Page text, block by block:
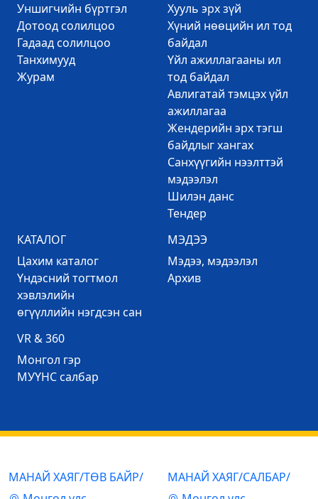
Уншигчийн бүртгэл
Дотоод солилцоо
Гадаад солилцоо
Танхимууд
Журам
Хууль эрх зүй
Хүний нөөцийн ил тод
байдал
Үйл ажиллагааны ил
тод байдал
Авлигатай тэмцэх үйл
ажиллагаа
Жендерийн эрх тэгш
байдлыг хангах
Санхүүгийн нээлттэй
мэдээлэл
Шилэн данс
Тендер
КАТАЛОГ
Цахим каталог
Үндэсний тогтмол
хэвлэлийн
өгүүллийн нэгдсэн сан
МЭДЭЭ
Mэдээ, мэдээлэл
Архив
VR & 360
Mонгол гэр
МУҮНС салбар
МАНАЙ ХАЯГ/ТӨВ БАЙР/
МАНАЙ ХАЯГ/САЛБАР/